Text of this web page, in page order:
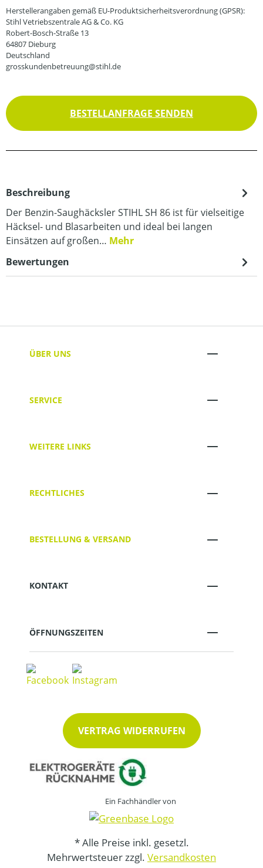
Herstellerangaben gemäß EU-Produktsicherheitsverordnung (GPSR):
Stihl Vetriebszentrale AG & Co. KG
Robert-Bosch-Straße 13
64807 Dieburg
Deutschland
grosskundenbetreuung@stihl.de
BESTELLANFRAGE SENDEN
Beschreibung
Der Benzin-Saughäcksler STIHL SH 86 ist für vielseitige
Häcksel- und Blasarbeiten und ideal bei langen
Einsätzen auf großen… Mehr
Bewertungen
ÜBER UNS
SERVICE
WEITERE LINKS
RECHTLICHES
BESTELLUNG & VERSAND
KONTAKT
ÖFFNUNGSZEITEN
VERTRAG WIDERRUFEN
Ein Fachhändler von
* Alle Preise inkl. gesetzl.
Mehrwertsteuer zzgl. Versandkosten